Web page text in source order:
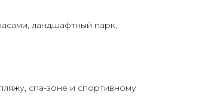
ландшафтный парк,
спа-зоне и спортивному